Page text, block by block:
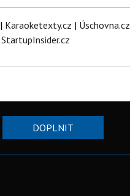
| Karaoketexty.cz | Úschovna.cz
StartupInsider.cz
DOPLNIT